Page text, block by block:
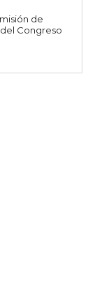
Congreso